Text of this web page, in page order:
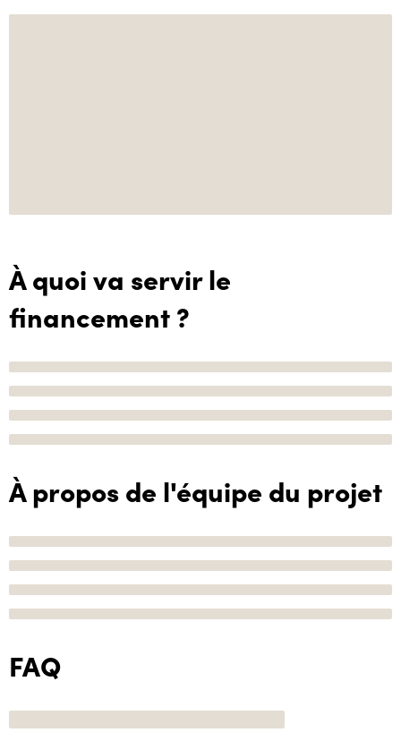
À quoi va servir le
financement ?
À propos de l'équipe du projet
FAQ